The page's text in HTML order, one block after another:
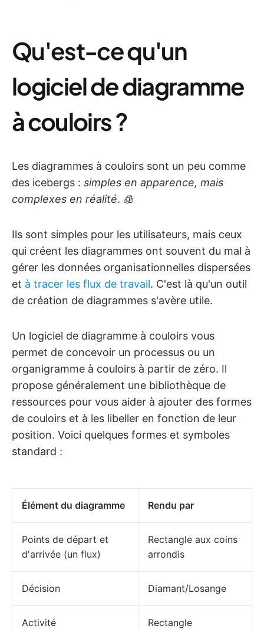
Qu'est-ce qu'un
logiciel de diagramme
à couloirs ?
Les diagrammes à couloirs sont un peu comme
des icebergs : simples en apparence, mais
complexes en réalité. 🧊
Ils sont simples pour les utilisateurs, mais ceux
qui créent les diagrammes ont souvent du mal à
gérer les données organisationnelles dispersées
et à tracer les flux de travail. C'est là qu'un outil
de création de diagrammes s'avère utile.
Un logiciel de diagramme à couloirs vous
permet de concevoir un processus ou un
organigramme à couloirs à partir de zéro. Il
propose généralement une bibliothèque de
ressources pour vous aider à ajouter des formes
de couloirs et à les libeller en fonction de leur
position. Voici quelques formes et symboles
standard :
Élément du diagramme Rendu par
Points de départ et
d'arrivée (un flux)
Rectangle aux coins
arrondis
Décision Diamant/Losange
Activité Rectangle